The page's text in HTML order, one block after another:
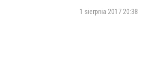
1 sierpnia 2017 20:38